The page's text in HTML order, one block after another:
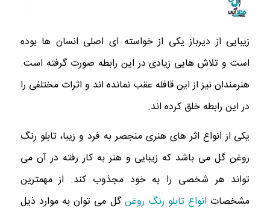
زیبایی از دیرباز یکی از خواسته ای اصلی انسان ها بوده
است و تلاش هایی زیادی در این رابطه صورت گرفته است.
هنرمندان نیز از این قافله عقب نمانده اند و اثرات مختلفی را
در این رابطه خلق کرده اند.
یکی از انواع اثر های هنری منجصر به فرد و زیبا، تابلو رنگ
روغن گل می باشد که زیبایی و هنر به کار رفته در آن می
تواند هر شخصی را به خود مجذوب کند. از مهمترین
مشخصات انواع تابلو رنگ روغنگل می توان به موارد ذیل